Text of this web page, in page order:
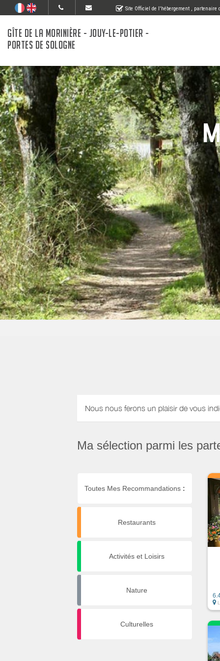
Site Officiel de l'hébergement , partenaire
GÎTE DE LA MORINIÈRE - JOUY-LE-POTIER -
PORTES DE SOLOGNE
Nous nous ferons un plaisir de vous
Ma sélection parmi les
Toutes Mes Recommandations :
Restaurants
Activités et Loisirs
Nature
Culturelles